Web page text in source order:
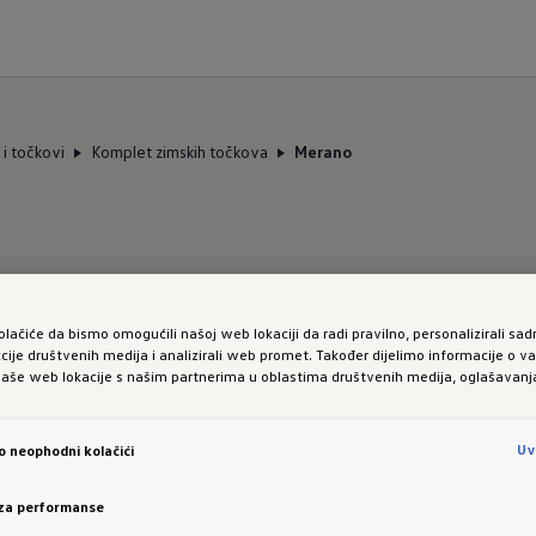
i točkovi Komplet zimskih točkova Merano
aktuelne modele vozila:
iz asortimana Volkswagen dodatne opreme
da bismo omogućili našoj web lokaciji da radi pravilno, personalizirali
društvenih medija i analizirali web promet. Također dijelimo informacije o
web lokacije s našim partnerima u oblastima društvenih medija,
neophodni kolačići
performanse